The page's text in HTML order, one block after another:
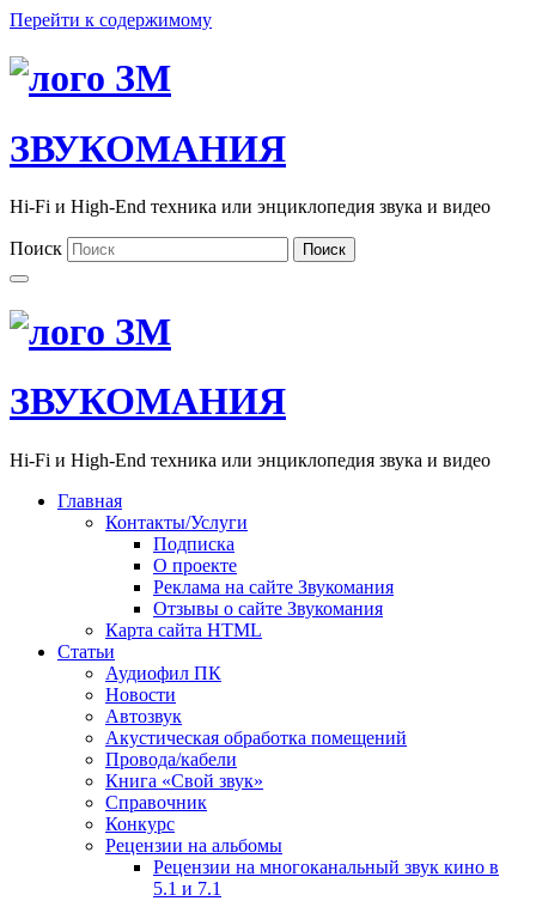
Перейти к содержимому
ЗВУКОМАНИЯ
Hi-Fi и High-End техника или энциклопедия звука и видео
Поиск Поиск
ЗВУКОМАНИЯ
Hi-Fi и High-End техника или энциклопедия звука и видео
Главная
Контакты/Услуги
Подписка
О проекте
Реклама на сайте Звукомания
Отзывы о сайте Звукомания
Карта сайта HTML
Статьи
Аудиофил ПК
Новости
Автозвук
Акустическая обработка помещений
Провода/кабели
Книга «Свой звук»
Справочник
Конкурс
Рецензии на альбомы
Рецензии на многоканальный звук кино в
5.1 и 7.1